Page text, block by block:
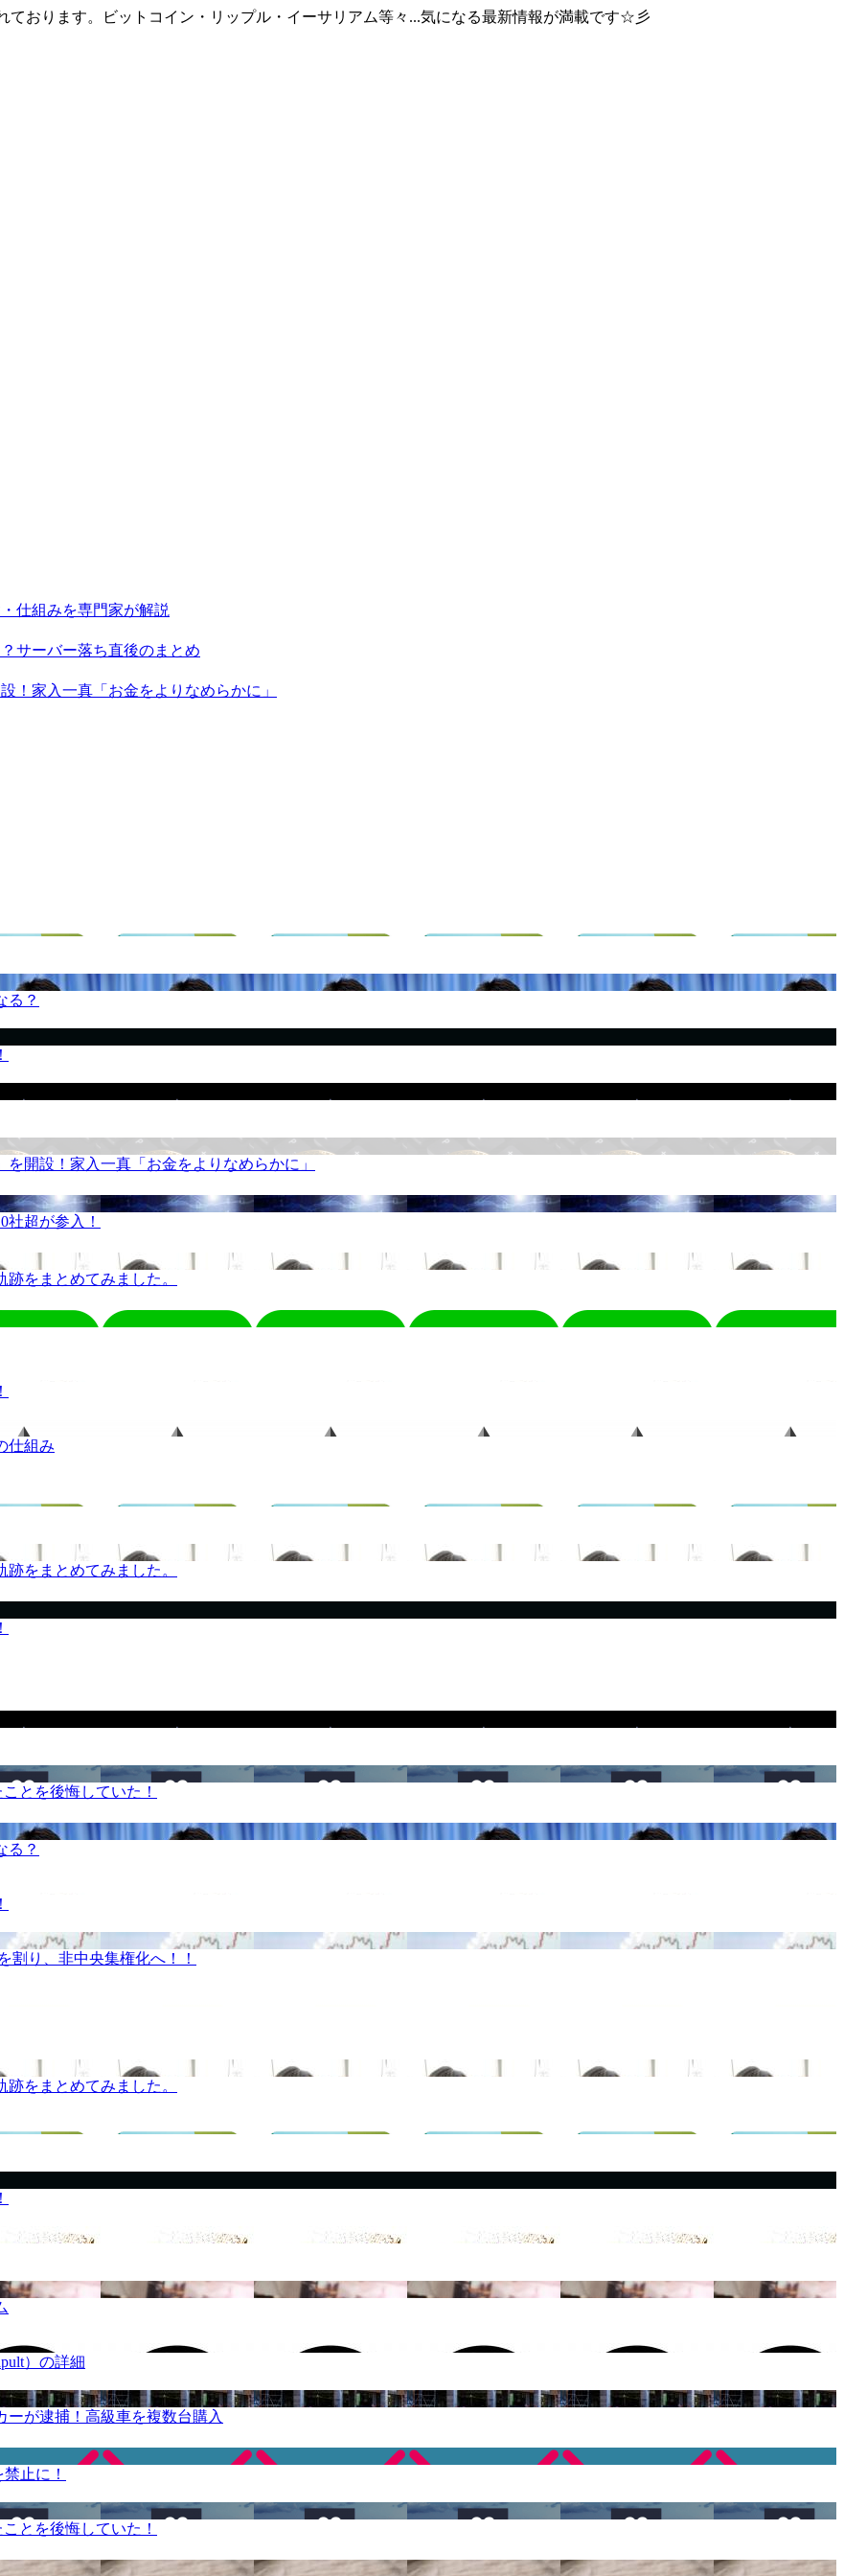
ております。ビットコイン・リップル・イーサリアム等々...気になる最新情報が満載です☆彡
仕組みを専門家が解説
サーバー落ち直後のまとめ
！家入一真「お金をよりなめらかに」
る？
開設！家入一真「お金をよりなめらかに」
超が参入！
をまとめてみました。
仕組み
をまとめてみました。
とを後悔していた！
る？
割り、非中央集権化へ！！
をまとめてみました。
）の詳細
ーが逮捕！高級車を複数台購入
止に！
とを後悔していた！